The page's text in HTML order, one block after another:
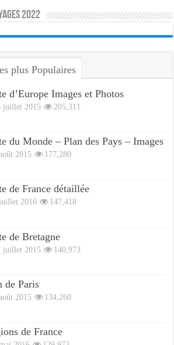
2022
plus Populaires
d’Europe Images et Photos
juillet 2015 205,311
du Monde – Plan des Pays – Images
2015 177,280
de France détaillée
2016 147,418
de Bretagne
juillet 2015 140,973
de Paris
2015 134,260
de France